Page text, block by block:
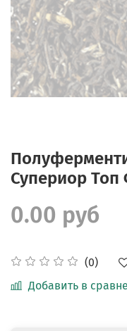
Супериор Топ
(0)
Добавить в
0.00 руб